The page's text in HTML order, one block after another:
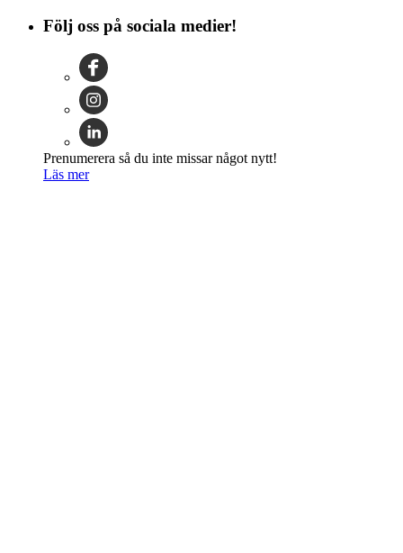
Följ oss på sociala medier!
Prenumerera så du inte missar något nytt!
Läs mer